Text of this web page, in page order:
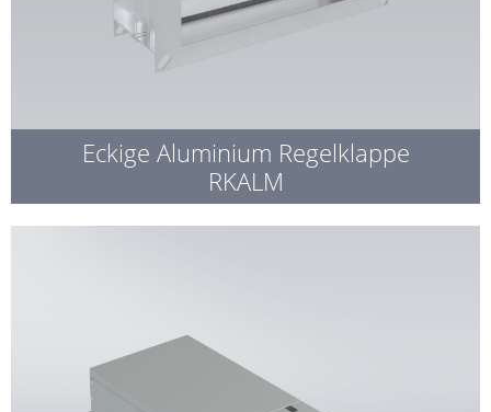
Eckige Aluminium Regelklappe
RKALM